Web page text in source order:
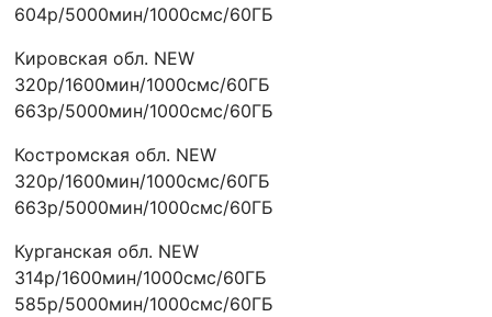
604р/5000мин/1000смс/60ГБ
Кировская обл. NEW
320р/1600мин/1000смс/60ГБ
663р/5000мин/1000смс/60ГБ
Костромская обл. NEW
320р/1600мин/1000смс/60ГБ
663р/5000мин/1000смс/60ГБ
Курганская обл. NEW
314р/1600мин/1000смс/60ГБ
585р/5000мин/1000смс/60ГБ